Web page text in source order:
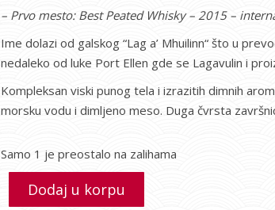
– Prvo mesto: Best Peated Whisky – 2015 –
Ime dolazi od galskog “Lag a’ Mhuilinn“ što u
nedaleko od luke Port Ellen gde se Lagavulin i
Kompleksan viski punog tela i izrazitih dimnih
morsku vodu i dimljeno meso. Duga čvrsta
Samo 1 je preostalo na zalihama
Dodaj u korpu